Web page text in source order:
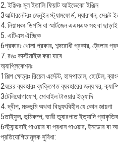
2. ইঞ্জিনঃ মূল ইতালি ফিয়াট আইভেকো ইঞ্জিন
3আল্টারনেটরঃ জেনুইন স্ট্যামফোর্ড, ম্যারাথন, মেকল্ট
4. নিয়ামকঃ ডিপসি বা স্মার্টজেন এএমএফ সহ বা
5. এটিএস ঐচ্ছিক
6প্রকারঃ খোলা প্রকার, শব্দরোধী প্রকার, ট্রেলার
7. রঙঃ কাস্টমাইজ করা যাবে
অ্যাপ্লিকেশনঃ
1শিল্প ক্ষেত্রঃ রিয়েল এস্টেট, হাসপাতাল, হোটেল,
2ঘরের ব্যবহারঃ ব্যক্তিগত ব্যবহারের জন্য ঘর,
3টেলিযোগাযোগ, মোবাইল টাওয়ার ইত্যাদি
4. দ্বীপ, মরুভূমি অথবা বিদ্যুৎবিহীন যে কোন জায়গা
5তাইফুন, ভূমিকম্প, ভারী তুষারপাত ইত্যাদি
6স্ট্যান্ডবাই পাওয়ার বা প্রধান পাওয়ার, ইনডোর
প্রতিযোগিতামূলক সুবিধা: